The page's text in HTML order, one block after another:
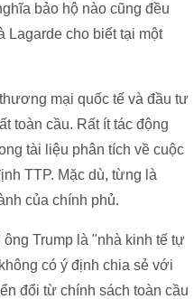
bảo hộ nào cũng đều
Lagarde cho biết tại một
mại quốc tế và đầu tư
toàn cầu. Rất ít tác động
tài liệu phân tích về cuộc
TTP. Mặc dù, từng là
của chính phủ.
Trump là "nhà kinh tế tự
có ý định chia sẻ với
đổi từ chính sách toàn cầu